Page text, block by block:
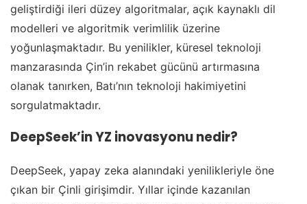
geliştirdiği ileri düzey algoritmalar, açık kaynaklı dil
modelleri ve algoritmik verimlilik üzerine
yoğunlaşmaktadır. Bu yenilikler, küresel teknoloji
manzarasında Çin’in rekabet gücünü artırmasına
olanak tanırken, Batı’nın teknoloji hakimiyetini
sorgulatmaktadır.
DeepSeek’in YZ inovasyonu nedir?
DeepSeek, yapay zeka alanındaki yenilikleriyle öne
çıkan bir Çinli girişimdir. Yıllar içinde kazanılan